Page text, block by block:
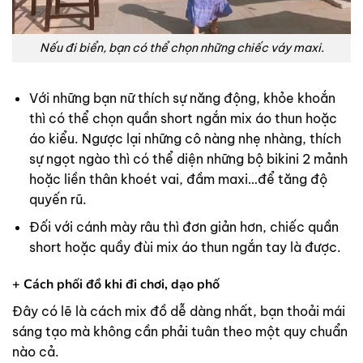
Nếu đi biển, bạn có thể chọn những chiếc váy maxi.
Với những bạn nữ thích sự năng động, khỏe khoắn
thì có thể chọn quần short ngắn mix áo thun hoặc
áo kiểu. Ngược lại những cô nàng nhẹ nhàng, thích
sự ngọt ngào thì có thể diện những bộ bikini 2 mảnh
hoặc liền thân khoét vai, đầm maxi…để tăng độ
quyến rũ.
Đối với cánh mày râu thì đơn giản hơn, chiếc quần
short hoặc quầy đùi mix áo thun ngắn tay là được.
+ Cách phối đồ khi đi chơi, dạo phố
Đây có lẽ là cách mix đồ dễ dàng nhất, bạn thoải mái
sáng tạo mà không cần phải tuân theo một quy chuẩn
nào cả.